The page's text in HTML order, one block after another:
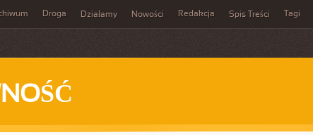
Droga Działamy Nowości Redakcja Spis Treści Tagi